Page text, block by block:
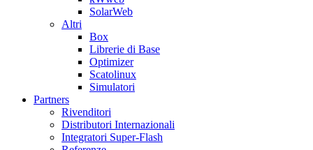
SolarWeb
Altri
Box
Librerie di Base
Optimizer
Scatolinux
Simulatori
Partners
Rivenditori
Distributori Internazionali
Integratori Super-Flash